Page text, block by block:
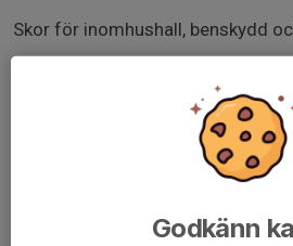
Skor för inomhushall, benskydd
Godkänn